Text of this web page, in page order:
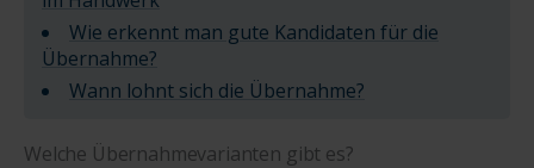
Wie erkennt man gute Kandidaten für die
Übernahme?
Wann lohnt sich die Übernahme?
Welche Übernahmevarianten gibt es?